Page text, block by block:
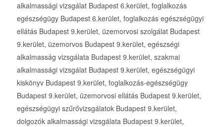
alkalmassági vizsgálat Budapest 6.kerület, foglalkozás
egészségügy Budapest 6.kerület, foglalkozás egészségügyi
ellátás Budapest 9.kerület, üzemorvosi szolgálat Budapest
9.kerület, üzemorvos Budapest 9.kerület, egészségi
alkalmasság vizsgálata Budapest 9.kerület, szakmai
alkalmassági vizsgálat Budapest 9.kerület, egészségügyi
kiskönyv Budapest 9.kerület, foglalkozás-egészségügy
Budapest 9.kerület, üzemorvosi ellátás Budapest 9.kerület,
egészségügyi szűrővizsgálatok Budapest 9.kerület,
dolgozók alkalmassági vizsgálata Budapest 9.kerület,